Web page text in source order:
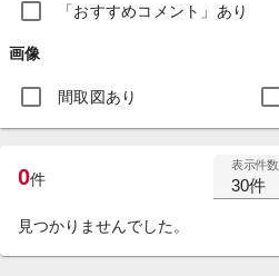
「おすすめコメント」あり
画像
間取図あり
0件
表示件数
30件
見つかりませんでした。